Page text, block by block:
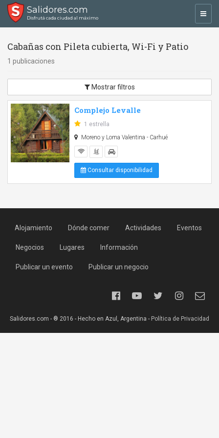
Salidores.com
Disfrutá cada ciudad al máximo
Cabañas con Pileta cubierta, Wi-Fi y Patio
1 publicaciones
Mostrar filtros
Complejo Levalle
1 estrella
Moreno y Loma Valentina - Carhué
Consultar disponibilidad
Alojamiento Dónde comer Actividades Eventos
Negocios Lugares Información
Publicar un evento Publicar un negocio
Salidores.com - ® 2016 - Hecho en Azul, Argentina - Política de Privacidad